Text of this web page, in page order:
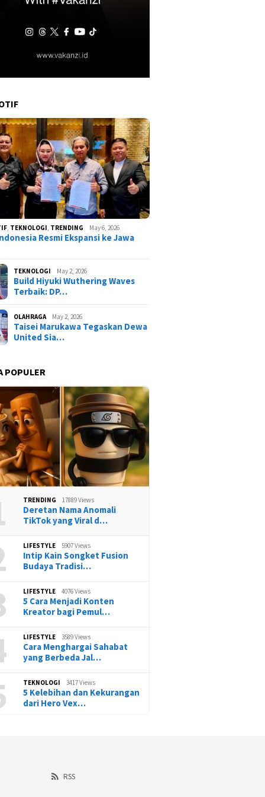
, TEKNOLOGI, TRENDING May 6, 2026
Resmi Ekspansi ke Jawa
TEKNOLOGI May 2, 2026
Build Hiyuki Wuthering Waves
Terbaik: DP…
OLAHRAGA May 2, 2026
Taisei Marukawa Tegaskan Dewa
United Sia…
POPULER
TRENDING 17889 Views
Deretan Nama Anomali
TikTok yang Viral d…
LIFESTYLE 5907 Views
Intip Kain Songket Fusion
Budaya Tradisi…
LIFESTYLE 4076 Views
5 Cara Menjadi Konten
Kreator bagi Pemul…
LIFESTYLE 3589 Views
Cara Menghargai Sahabat
yang Berbeda Jal…
TEKNOLOGI 3417 Views
5 Kelebihan dan Kekurangan
dari Hero Vex…
RSS